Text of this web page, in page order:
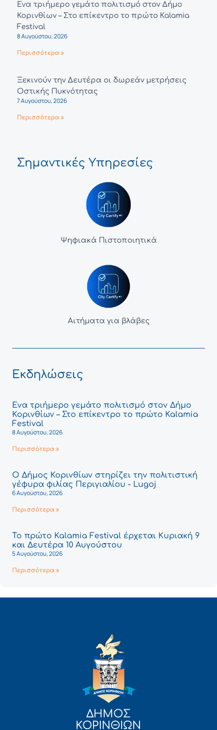
Ένα τριήμερο γεμάτο πολιτισμό στον Δήμο
Κορινθίων – Στο επίκεντρο το πρώτο Kalamia
Festival
8 Αυγούστου, 2026
Περισσότερα »
Ξεκινούν την Δευτέρα οι δωρεάν μετρήσεις
Οστικής Πυκνότητας
7 Αυγούστου, 2026
Περισσότερα »
Σημαντικές Υπηρεσίες
Ψηφιακά Πιστοποιητικά
Αιτήματα για βλάβες
Εκδηλώσεις
Ένα τριήμερο γεμάτο πολιτισμό στον Δήμο
Κορινθίων – Στο επίκεντρο το πρώτο Kalamia
Festival
8 Αυγούστου, 2026
Περισσότερα »
Ο Δήμος Κορινθίων στηρίζει την πολιτιστική
γέφυρα φιλίας Περιγιαλίου - Lugoj
6 Αυγούστου, 2026
Περισσότερα »
Το πρώτο Kalamia Festival έρχεται Κυριακή 9
και Δευτέρα 10 Αυγούστου
5 Αυγούστου, 2026
Περισσότερα »
ΔΗΜΟΣ
ΚΟΡΙΝΘΙΩΝ